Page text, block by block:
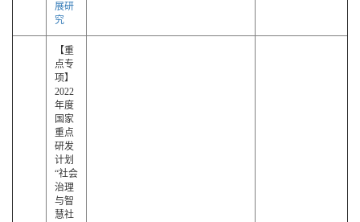
展研
究
【重
点专
项】
2022
年度
国家
重点
研发
计划
“社会
治理
与智
慧社